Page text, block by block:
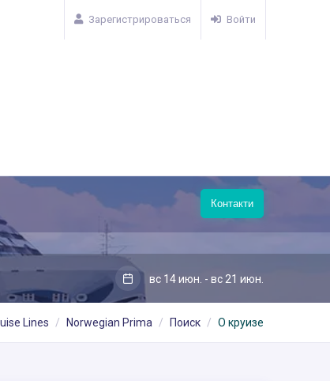
Зарегистрироваться Войти
Контакти
вс 14 июн. - вс 21 июн.
Lines Norwegian Prima Поиск О круизе